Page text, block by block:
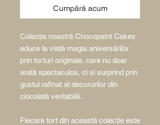
Cumpără acum
Colecția noastră Chocopaint Cakes
aduce la viață magia aniversărilor
prin torturi originale, care nu doar
arată spectaculos, ci și surprind prin
gustul rafinat al decorurilor din
ciocolată veritabilă.
Fiecare tort din această colecție este